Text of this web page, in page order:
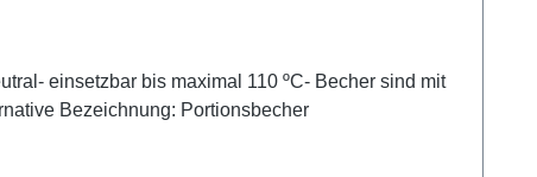
einsetzbar bis maximal 110 ºC- Becher sind mit
Bezeichnung: Portionsbecher